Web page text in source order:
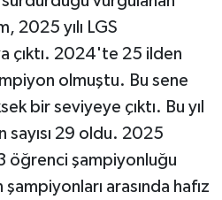
2025 yılı LGS
çıktı. 2024'te 25 ilden
olmuştu. Bu sene
bir seviyeye çıktı. Bu yıl
sayısı 29 oldu. 2025
öğrenci şampiyonluğu
arasında hafız